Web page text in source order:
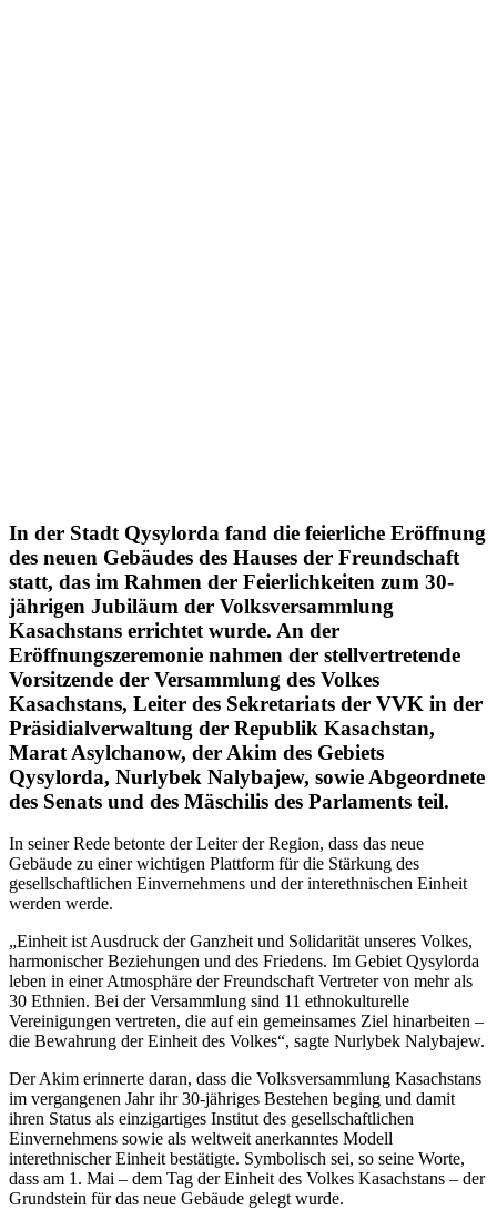
In der Stadt Qysylorda fand die feierliche Eröffnung
des neuen Gebäudes des Hauses der Freundschaft
statt, das im Rahmen der Feierlichkeiten zum 30-
jährigen Jubiläum der Volksversammlung
Kasachstans errichtet wurde. An der
Eröffnungszeremonie nahmen der stellvertretende
Vorsitzende der Versammlung des Volkes
Kasachstans, Leiter des Sekretariats der VVK in der
Präsidialverwaltung der Republik Kasachstan,
Marat Asylchanow, der Akim des Gebiets
Qysylorda, Nurlybek Nalybajew, sowie Abgeordnete
des Senats und des Mäschilis des Parlaments teil.
In seiner Rede betonte der Leiter der Region, dass das neue
Gebäude zu einer wichtigen Plattform für die Stärkung des
gesellschaftlichen Einvernehmens und der interethnischen Einheit
werden werde.
„Einheit ist Ausdruck der Ganzheit und Solidarität unseres Volkes,
harmonischer Beziehungen und des Friedens. Im Gebiet Qysylorda
leben in einer Atmosphäre der Freundschaft Vertreter von mehr als
30 Ethnien. Bei der Versammlung sind 11 ethnokulturelle
Vereinigungen vertreten, die auf ein gemeinsames Ziel hinarbeiten –
die Bewahrung der Einheit des Volkes“, sagte Nurlybek Nalybajew.
Der Akim erinnerte daran, dass die Volksversammlung Kasachstans
im vergangenen Jahr ihr 30-jähriges Bestehen beging und damit
ihren Status als einzigartiges Institut des gesellschaftlichen
Einvernehmens sowie als weltweit anerkanntes Modell
interethnischer Einheit bestätigte. Symbolisch sei, so seine Worte,
dass am 1. Mai – dem Tag der Einheit des Volkes Kasachstans – der
Grundstein für das neue Gebäude gelegt wurde.